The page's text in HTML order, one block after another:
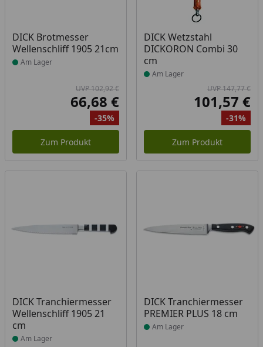
DICK Brotmesser
Wellenschliff 1905 21cm
Produkt am Lager
Am Lager
Ursprünglicher Preis
UVP 102,92 €
Aktueller Preis
66,68 €
Rabatt
-35%
Zum Produkt
DICK Wetzstahl
DICKORON Combi 30
cm
Produkt am Lager
Am Lager
UVP 147,77 €
101,57 €
-31%
Zum Produkt
DICK Tranchiermesser
Wellenschliff 1905 21
cm
Produkt am Lager
Am Lager
DICK Tranchiermesser
PREMIER PLUS 18 cm
Produkt am Lager
Am Lager